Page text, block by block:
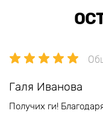
Галя Иванова
Получих ги!